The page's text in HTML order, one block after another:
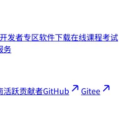
开发者专区软件下载在线课程考试
务
活跃贡献者GitHub
Gitee